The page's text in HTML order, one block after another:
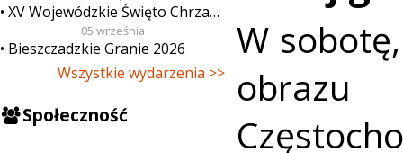
XV Wojewódzkie Święto Chrzanu
05 września
Bieszczadzkie Granie 2026
Wszystkie wydarzenia >>
Społeczność
W